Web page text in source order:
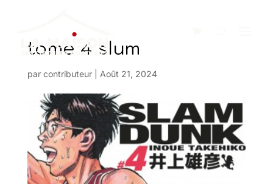
tome 4 slum
par contributeur| Août 21, 2024